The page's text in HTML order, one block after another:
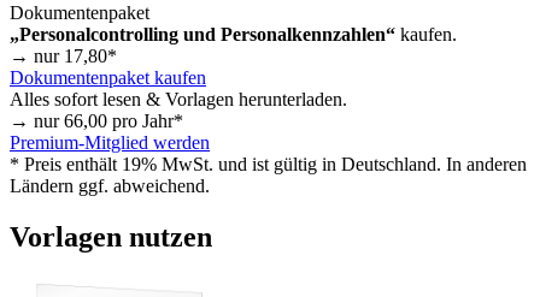
Dokumentenpaket
„Personalcontrolling und Personalkennzahlen“ kaufen.
→ nur 17,80*
Dokumentenpaket kaufen
Alles sofort lesen & Vorlagen herunterladen.
→ nur66,00 pro Jahr*
Premium-Mitglied werden
* Preis enthält 19% MwSt. und ist gültig in Deutschland. In anderen
Ländern ggf. abweichend.
Vorlagen nutzen